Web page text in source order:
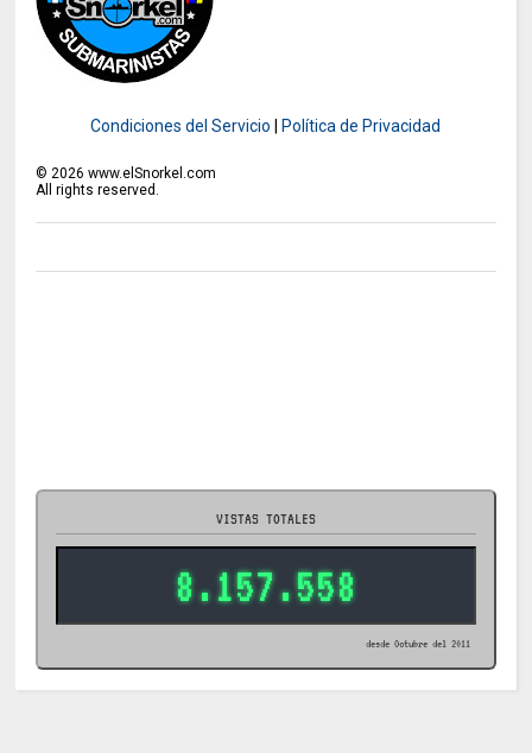
Condiciones del Servicio Política de Privacidad
©2026 www.elSnorkel.com
All rights reserved.
VISTAS TOTALES
8.157.558
desde Octubre del 2011